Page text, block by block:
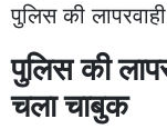
पुलिस की
पुलिस की
चला चाबुक